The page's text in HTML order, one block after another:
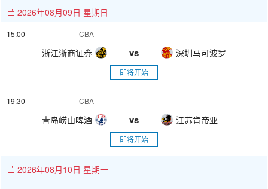
2026年08月09日 星期日
15:00 CBA
浙江浙商证券 vs 深圳马可波罗
即将开始
19:30 CBA
青岛崂山啤酒 vs 江苏肯帝亚
即将开始
2026年08月10日 星期一